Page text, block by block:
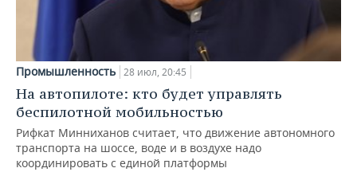
Промышленность 28 июл, 20:45
На автопилоте: кто будет управлять
беспилотной мобильностью
Рифкат Минниханов считает, что движение автономного
транспорта на шоссе, воде и в воздухе надо
координировать с единой платформы